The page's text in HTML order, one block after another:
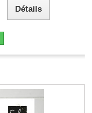
Détails